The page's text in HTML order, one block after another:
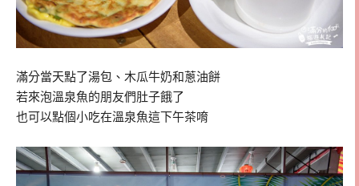
滿分當天點了湯包、木瓜牛奶和蔥油餅
若來泡溫泉魚的朋友們肚子餓了
也可以點個小吃在溫泉魚這下午茶唷